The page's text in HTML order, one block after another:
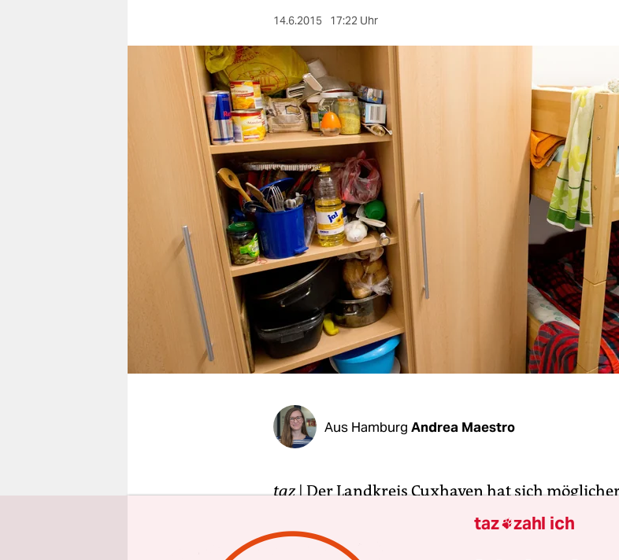
wahrheit
veranstaltungen
fragen & hilfe
unterstützen
14.6.2015 17:22 Uhr
Aus Hamburg Andrea Maestro
taz| Der Landkreis Cuxhaven hat sich
italienische Dokumente eines Asylbewerber
städtische Ausländerbehörde weitergeleitet. Die
taz zahl ich